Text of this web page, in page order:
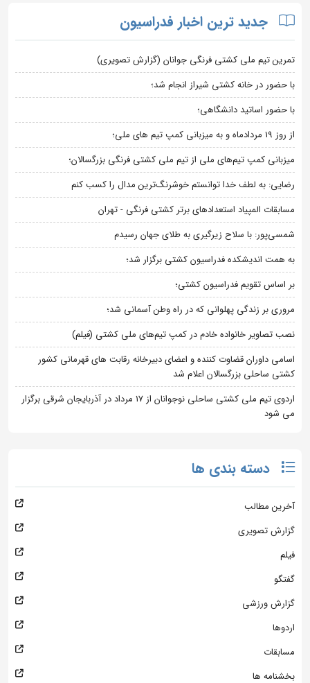
جدید ترین اخبار فدراسیون
تمرین تیم ملی کشتی فرنگی جوانان (گزارش تصویری)
با حضور در خانه کشتی شیراز انجام شد؛
با حضور اساتید دانشگاهی؛
از روز 19 مردادماه و به میزبانی کمپ تیم های ملی؛
میزبانی کمپ تیم‌های ملی از تیم ملی کشتی فرنگی بزرگسالان؛
رضایی: به لطف خدا توانستم خوشرنگ‌ترین مدال را کسب کنم
مسابقات المپیاد استعدادهای برتر کشتی فرنگی - تهران
شمسی‌پور: با سلاح زیرگیری به طلای جهان رسیدم
به همت اندیشکده فدراسیون کشتی برگزار شد؛
بر اساس تقویم فدراسیون کشتی؛
مروری بر زندگی پهلوانی که در راه وطن آسمانی شد؛
نصب تصاویر خانواده خادم در کمپ تیم‌های ملی کشتی (فیلم)
اسامی داوران قضاوت کننده و اعضای دبیرخانه رقابت های قهرمانی کشور
کشتی ساحلی بزرگسالان اعلام شد
اردوی تیم ملی کشتی ساحلی نوجوانان از 17 مرداد در آذربایجان شرقی برگزار
می شود
دسته بندی ها
آخرین مطالب
گزارش تصویری
فیلم
گفتگو
گزارش ورزشی
اردوها
مسابقات
بخشنامه ها